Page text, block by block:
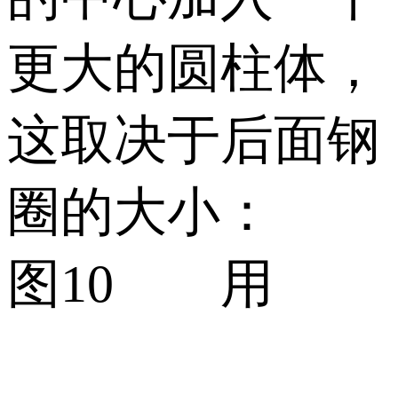
更大的圆柱体，
这取决于后面钢
圈的大小：
图10 用